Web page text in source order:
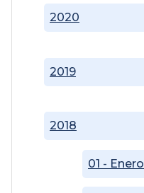
2018
01 - Enero
2019
2020